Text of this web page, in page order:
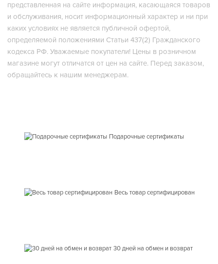
представленная на сайте информация, касающаяся товаров
и обслуживания, носит информационный характер и ни при
каких условиях не является публичной офертой,
определяемой положениями Статьи 437(2) Гражданского
кодекса РФ. Уважаемые покупатели! Цены в розничном
магазине могут отличатся от цен на сайте. Перед заказом,
обращайтесь к нашим менеджерам.
Подарочные сертификаты
Весь товар сертифицирован
30 дней на обмен и возврат